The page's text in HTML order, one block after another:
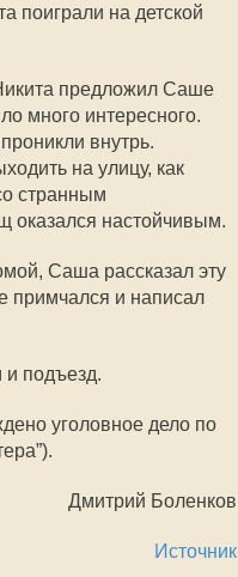
поиграли на детской
предложил Саше
много интересного.
внутрь.
на улицу, как
странным
оказался настойчивым.
Саша рассказал эту
примчался и написал
и подъезд.
уголовное дело по
Дмитрий Боленков
Источник